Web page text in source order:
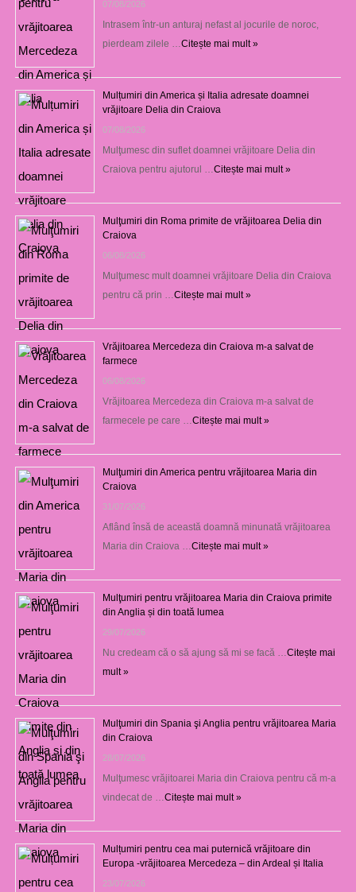
07/08/2026
Intrasem într-un anturaj nefast al jocurile de noroc,
pierdeam zilele …Citește mai mult »
Mulțumiri din America și Italia adresate doamnei
vrăjitoare Delia din Craiova
07/08/2026
Mulţumesc din suflet doamnei vrăjitoare Delia din
Craiova pentru ajutorul …Citește mai mult »
Mulţumiri din Roma primite de vrăjitoarea Delia din
Craiova
06/08/2026
Mulţumesc mult doamnei vrăjitoare Delia din Craiova
pentru că prin …Citește mai mult »
Vrăjitoarea Mercedeza din Craiova m-a salvat de
farmece
06/08/2026
Vrăjitoarea Mercedeza din Craiova m-a salvat de
farmecele pe care …Citește mai mult »
Mulţumiri din America pentru vrăjitoarea Maria din
Craiova
31/07/2026
Aflând însă de această doamnă minunată vrăjitoarea
Maria din Craiova …Citește mai mult »
Mulţumiri pentru vrăjitoarea Maria din Craiova primite
din Anglia și din toată lumea
29/07/2026
Nu credeam că o să ajung să mi se facă …Citește mai
mult »
Mulţumiri din Spania şi Anglia pentru vrăjitoarea Maria
din Craiova
28/07/2026
Mulţumesc vrăjitoarei Maria din Craiova pentru că m-a
vindecat de …Citește mai mult »
Mulțumiri pentru cea mai puternică vrăjitoare din
Europa -vrăjitoarea Mercedeza – din Ardeal și Italia
23/07/2026